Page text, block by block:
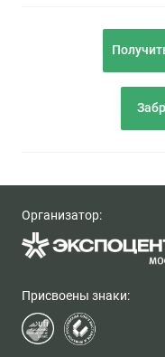
Организатор:
Присвоены знаки: